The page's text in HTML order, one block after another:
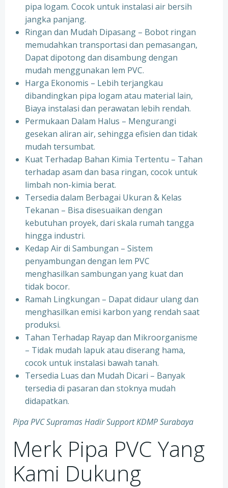
pipa logam. Cocok untuk instalasi air bersih
jangka panjang.
Ringan dan Mudah Dipasang – Bobot ringan
memudahkan transportasi dan pemasangan,
Dapat dipotong dan disambung dengan
mudah menggunakan lem PVC.
Harga Ekonomis – Lebih terjangkau
dibandingkan pipa logam atau material lain,
Biaya instalasi dan perawatan lebih rendah.
Permukaan Dalam Halus – Mengurangi
gesekan aliran air, sehingga efisien dan tidak
mudah tersumbat.
Kuat Terhadap Bahan Kimia Tertentu – Tahan
terhadap asam dan basa ringan, cocok untuk
limbah non-kimia berat.
Tersedia dalam Berbagai Ukuran & Kelas
Tekanan – Bisa disesuaikan dengan
kebutuhan proyek, dari skala rumah tangga
hingga industri.
Kedap Air di Sambungan – Sistem
penyambungan dengan lem PVC
menghasilkan sambungan yang kuat dan
tidak bocor.
Ramah Lingkungan – Dapat didaur ulang dan
menghasilkan emisi karbon yang rendah saat
produksi.
Tahan Terhadap Rayap dan Mikroorganisme
– Tidak mudah lapuk atau diserang hama,
cocok untuk instalasi bawah tanah.
Tersedia Luas dan Mudah Dicari – Banyak
tersedia di pasaran dan stoknya mudah
didapatkan.
Pipa PVC Supramas Hadir Support KDMP Surabaya
Merk Pipa PVC Yang
Kami Dukung